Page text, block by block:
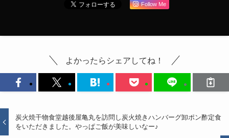
Follow Me
よかったらシェアしてね！
炭火焼干物食堂越後屋亀丸を訪問し炭火焼きハンバーグ卸ポン酢定食
をいただきました。やっぱご飯が美味しいなー♪